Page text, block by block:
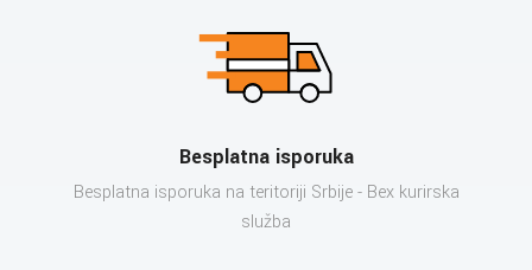
Besplatna isporuka
Besplatna isporuka na teritoriji Srbije - Bex kurirska
služba